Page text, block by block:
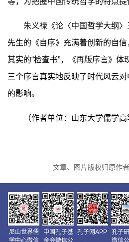
朱义禄《论〈中国哲学大纲〉
先生的《自序》充满着创新的自
其实的“检查书”，《再版序言》体
三个序言真实地反映了时代风云
的影响。
（作者单位：山东大学儒学高
文章、图片版权归原作
尼山世界儒
学中心微信
中国孔子基
金会微信公
孔子网APP
孔子
微信